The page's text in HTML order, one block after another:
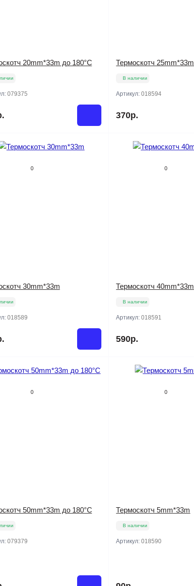
20mm*33m до 180°C
079375
Термоскотч 25mm*33m
В наличии
Артикул:018594
370р.
0
30mm*33m
018589
0
Термоскотч 40mm*33m
В наличии
Артикул:018591
590р.
0
50mm*33m до 180°C
079379
0
Термоскотч 5mm*33m
В наличии
Артикул:018590